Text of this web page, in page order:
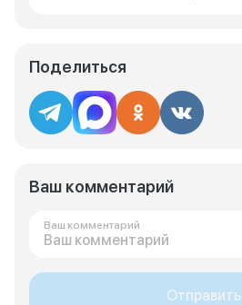
Поделиться
Ваш комментарий
Ваш комментарий
Отправить